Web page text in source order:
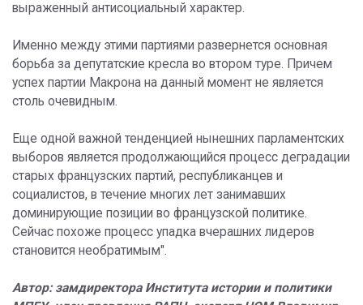
выраженный антисоциальный характер.
Именно между этими партиями развернется основная
борьба за депутатские кресла во втором туре. Причем
успех партии Макрона на данный момент не является
столь очевидным.
Еще одной важной тенденцией нынешних парламентских
выборов является продолжающийся процесс деградации
старых французских партий, республиканцев и
социалистов, в течение многих лет занимавших
доминирующие позиции во французской политике.
Сейчас похоже процесс упадка вчерашних лидеров
становится необратимым".
Автор: замдиректора Института истории и политики